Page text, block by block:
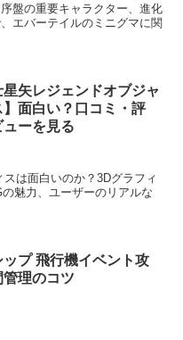
盤の重要キャラクター、進化
エバーテイルのミニグマに関
星矢レジェンドオブジャ
】面白い？口コミ・評
ューを見る
は面白いのか？3Dグラフィ
魅力、ユーザーのリアルな
ップ 飛行機イベント攻
管理のコツ